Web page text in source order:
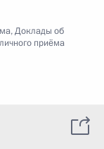
,Доклады об
приёма